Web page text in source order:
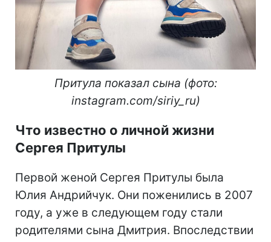
Притула показал сына (фото:
instagram.com/siriy_ru)
Что известно о личной жизни
Сергея Притулы
Первой женой Сергея Притулы была
Юлия Андрийчук. Они поженились в 2007
году, а уже в следующем году стали
родителями сына Дмитрия. Впоследствии